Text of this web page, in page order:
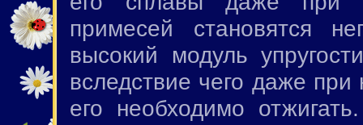
примесей становятся
высокий модуль
вследствие чего даже
его необходимо